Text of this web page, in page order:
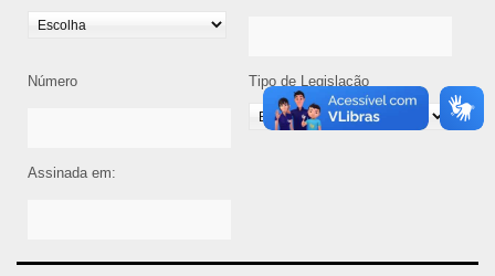
Número Tipo de Legislação
Assinada em: